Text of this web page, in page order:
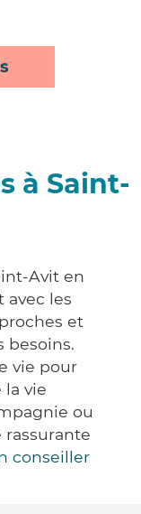
à Saint-
Avit en
avec les
et
besoins.
vie pour
la vie
ou
conseiller